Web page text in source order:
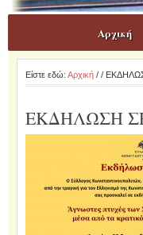
Αρχική
Είστε εδώ: Αρχική/ /
ΕΚΔΗΛΩΣΗ